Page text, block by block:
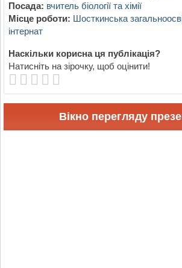
Посада: вчитель біології та хімії
Місце роботи: Шосткинська
інтернат
Наскільки корисна ця публікація?
Натисніть на зірочку, щоб оцінити!
Вікно перегляду